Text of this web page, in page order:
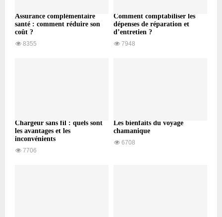
Assurance complémentaire
santé : comment réduire son
coût ?
8355
Comment comptabiliser les
dépenses de réparation et
d’entretien ?
7948
Chargeur sans fil : quels sont
les avantages et les
inconvénients
7706
Les bienfaits du voyage
chamanique
6708